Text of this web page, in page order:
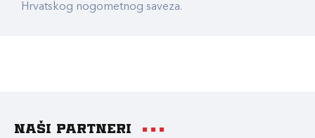
Hrvatskog nogometnog saveza.
Naši partneri